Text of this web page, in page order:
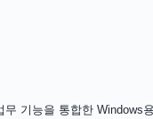
기능을 통합한